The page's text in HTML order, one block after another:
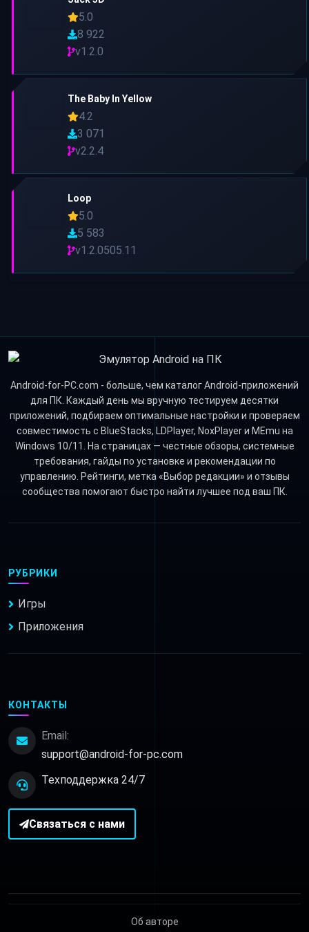
5.0
8 922
v1.2.0
The Baby In Yellow
4.2
3 071
v2.2.4
Loop
5.0
5 583
v1.2.0505.11
Android-for-PC.com - больше, чем каталог Android-приложений
для ПК. Каждый день мы вручную тестируем десятки
приложений, подбираем оптимальные настройки и проверяем
совместимость с BlueStacks, LDPlayer, NoxPlayer и MEmu на
Windows 10/11. На страницах — честные обзоры, системные
требования, гайды по установке и рекомендации по
управлению. Рейтинги, метка «Выбор редакции» и отзывы
сообщества помогают быстро найти лучшее под ваш ПК.
РУБРИКИ
Игры
Приложения
КОНТАКТЫ
Email:
support@android-for-pc.com
Техподдержка 24/7
Связаться с нами
Об авторе